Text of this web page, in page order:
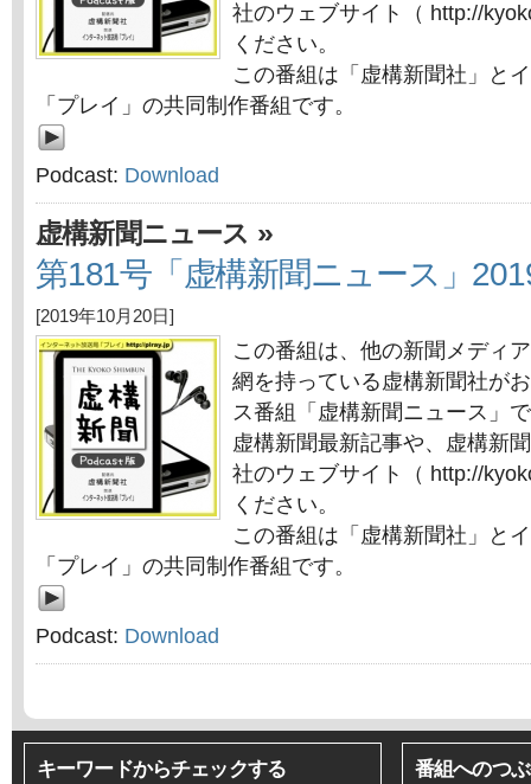
社のウェブサイト（ http://
ください。
この番組は「虚構新聞社」と
「プレイ」の共同制作番組です。
Podcast: Download
虚構新聞ニュース »
第181号「虚構新聞ニュース」
[2019年10月20日]
この番組は、他の新聞メディ
網を持っている虚構新聞社が
ス番組「虚構新聞ニュース」
虚構新聞最新記事や、虚構新
社のウェブサイト（ http://
ください。
この番組は「虚構新聞社」と
「プレイ」の共同制作番組です。
Podcast: Download
キーワードからチェックする 番組へのつ